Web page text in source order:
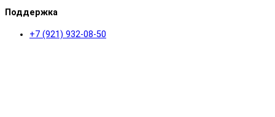
Поддержка
+7 (921) 932-08-50